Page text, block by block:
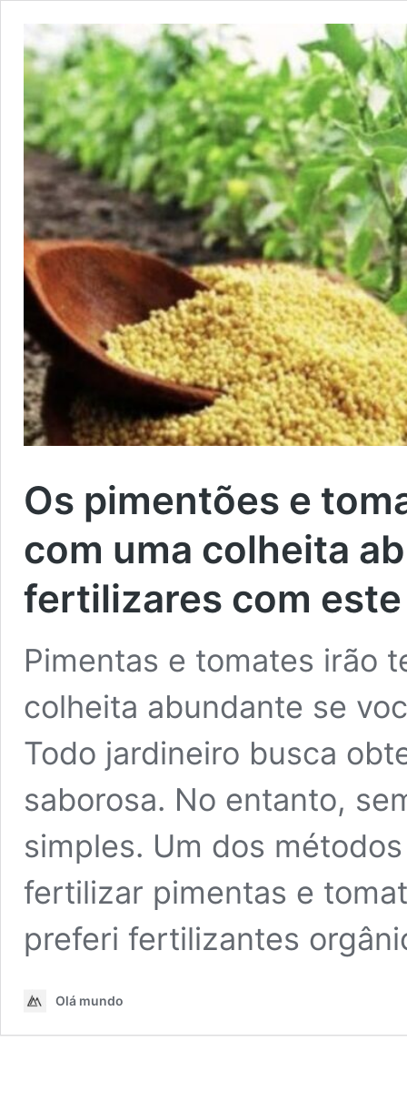
Os pimentões e
com uma colheita
fertilizares com
Pimentas e tomates irão
colheita abundante se
Todo jardineiro busca
saborosa. No entanto,
simples. Um dos
fertilizar pimentas e
preferi fertilizantes
Olá mundo